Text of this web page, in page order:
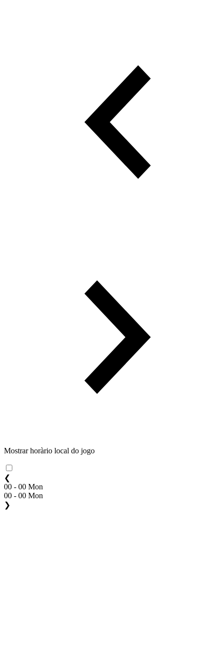
Mostrar horàrio local do jogo
❮
00 - 00 Mon
00 - 00 Mon
❯